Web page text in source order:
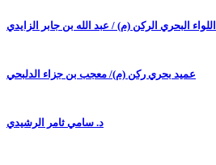
اللواء البحري الركن (م) / عبد الله بن جابر الزايدي
عميد بحري ركن (م)/ معجب بن جزاء الدلبحي
د. سامي ثامر الرشيدي